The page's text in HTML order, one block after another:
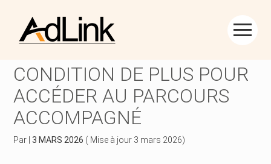
Aller
au
Créer et reprendre une activité
Développer votre entreprise
Construire votre patrimoine
Piloter votre gestion
Gérer vos ressources humaines
Dématérialiser vos documents
CONDITION DE PLUS POUR
ACCÉDER AU PARCOURS
ACCOMPAGNÉ
Par |3 MARS 2026 ( Mise à jour 3 mars 2026)